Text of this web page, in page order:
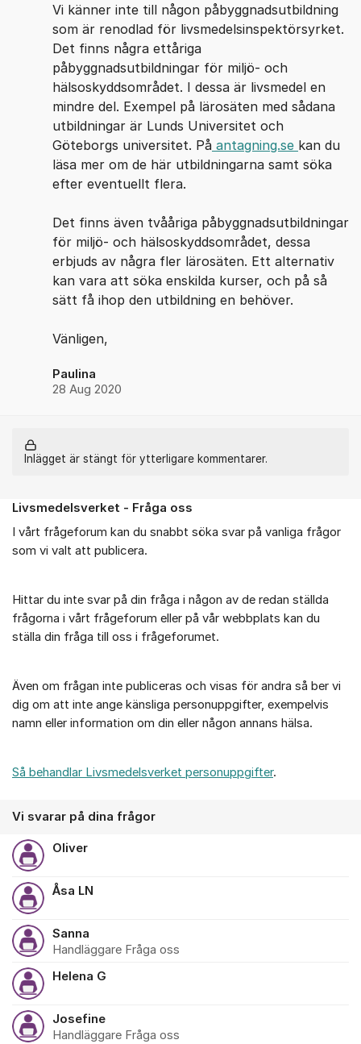
Vi känner inte till någon påbyggnadsutbildning
som är renodlad för livsmedelsinspektörsyrket.
Det finns några ettåriga
påbyggnadsutbildningar för miljö- och
hälsoskyddsområdet. I dessa är livsmedel en
mindre del. Exempel på lärosäten med sådana
utbildningar är Lunds Universitet och
Göteborgs universitet. På antagning.se kan du
läsa mer om de här utbildningarna samt söka
efter eventuellt flera.
Det finns även tvååriga påbyggnadsutbildningar
för miljö- och hälsoskyddsområdet, dessa
erbjuds av några fler lärosäten. Ett alternativ
kan vara att söka enskilda kurser, och på så
sätt få ihop den utbildning en behöver.
Vänligen,
Paulina
28 Aug 2020
Inlägget är stängt för ytterligare kommentarer.
Om forumet
Livsmedelsverket - Fråga oss
I vårt frågeforum kan du snabbt söka svar på vanliga frågor
som vi valt att publicera.
Hittar du inte svar på din fråga i någon av de redan ställda
frågorna i vårt frågeforum eller på vår webbplats kan du
ställa din fråga till oss i frågeforumet.
Även om frågan inte publiceras och visas för andra så ber vi
dig om att inte ange känsliga personuppgifter, exempelvis
namn eller information om din eller någon annans hälsa.
Så behandlar Livsmedelsverket personuppgifter.
Vi svarar på dina frågor
Oliver
Åsa LN
Sanna
Handläggare Fråga oss
Helena G
Josefine
Handläggare Fråga oss